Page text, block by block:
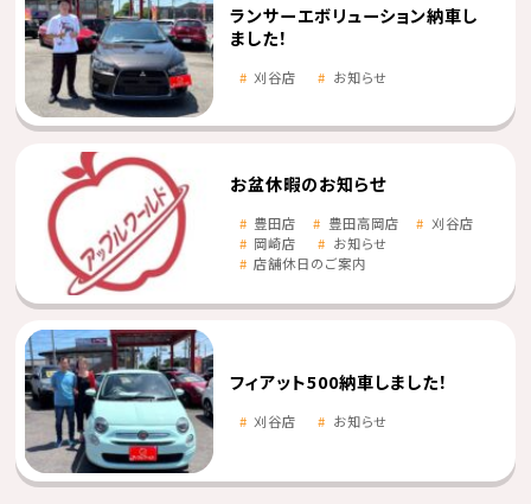
ランサーエボリューション納車し
ました！
刈谷店 お知らせ
お盆休暇のお知らせ
豊田店 豊田高岡店
刈谷店
岡崎店
お知らせ
店舗休日のご案内
フィアット500納車しました！
刈谷店 お知らせ